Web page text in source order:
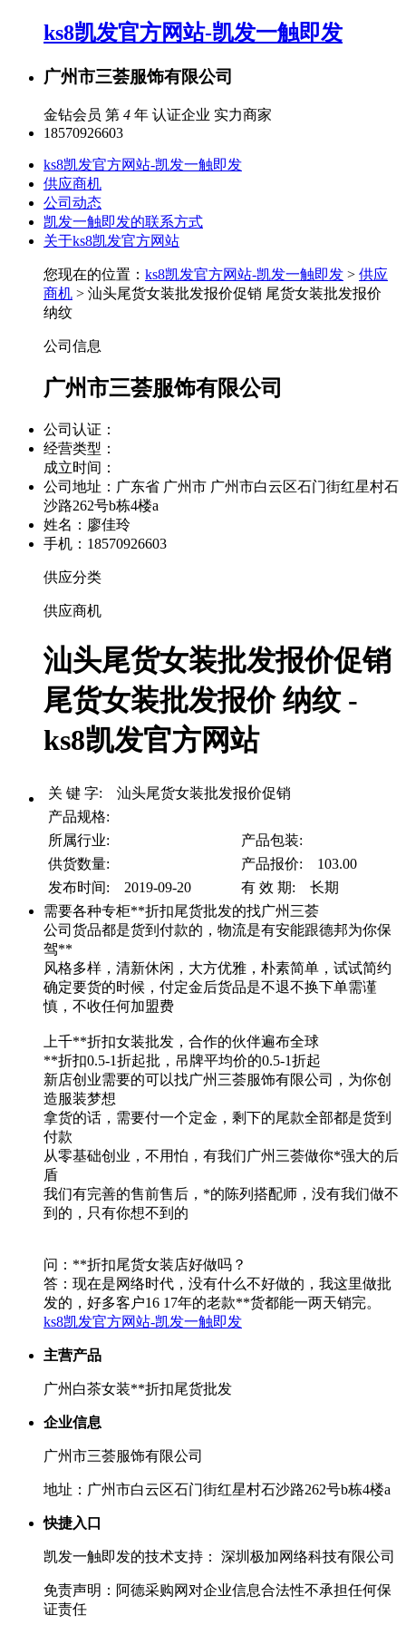
ks8凯发官方网站-凯发一触即发
广州市三荟服饰有限公司
金钻会员 第 4 年 认证企业 实力商家
18570926603
ks8凯发官方网站-凯发一触即发
供应商机
公司动态
凯发一触即发的联系方式
关于ks8凯发官方网站
您现在的位置： ks8凯发官方网站-凯发一触即发 > 供应
商机 > 汕头尾货女装批发报价促销 尾货女装批发报价
纳纹
公司信息
广州市三荟服饰有限公司
公司认证：
经营类型：
成立时间：
公司地址： 广东省 广州市 广州市白云区石门街红星村石
沙路262号b栋4楼a
姓名：廖佳玲
手机：18570926603
供应分类
供应商机
汕头尾货女装批发报价促销
尾货女装批发报价 纳纹 -
ks8凯发官方网站
关 键 字: 汕头尾货女装批发报价促销
产品规格:
所属行业:
产品包装:
供货数量:
产品报价: 103.00
发布时间: 2019-09-20
有 效 期: 长期
需要各种专柜**折扣尾货批发的找广州三荟
公司货品都是货到付款的，物流是有安能跟德邦为你保
驾**
风格多样，清新休闲，大方优雅，朴素简单，试试简约
确定要货的时候，付定金后货品是不退不换下单需谨
慎，不收任何加盟费
上千**折扣女装批发，合作的伙伴遍布全球
**折扣0.5-1折起批，吊牌平均价的0.5-1折起
新店创业需要的可以找广州三荟服饰有限公司，为你创
造服装梦想
拿货的话，需要付一个定金，剩下的尾款全部都是货到
付款
从零基础创业，不用怕，有我们广州三荟做你*强大的后
盾
我们有完善的售前售后，*的陈列搭配师，没有我们做不
到的，只有你想不到的
问：**折扣尾货女装店好做吗？
答：现在是网络时代，没有什么不好做的，我这里做批
发的，好多客户16 17年的老款**货都能一两天销完。
ks8凯发官方网站-凯发一触即发
主营产品
广州白茶女装**折扣尾货批发
企业信息
广州市三荟服饰有限公司
地址：广州市白云区石门街红星村石沙路262号b栋4楼a
快捷入口
凯发一触即发的技术支持： 深圳极加网络科技有限公司
免责声明：阿德采购网对企业信息合法性不承担任何保
证责任